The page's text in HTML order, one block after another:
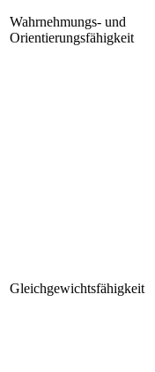
Wahrnehmungs- und
Orientierungsfähigkeit
Gleichgewichtsfähigkeit